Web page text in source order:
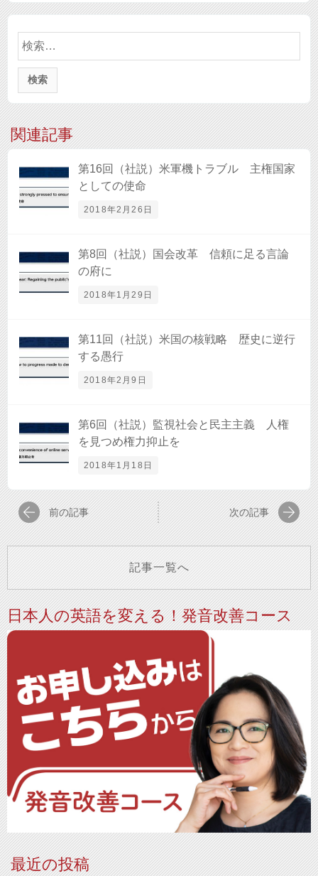
検
索:
関連記事
第16回（社説）米軍機トラブル 主権国家
としての使命
2018年2月26日
第8回（社説）国会改革 信頼に足る言論
の府に
2018年1月29日
第11回（社説）米国の核戦略 歴史に逆行
する愚行
2018年2月9日
第6回（社説）監視社会と民主主義 人権
を見つめ権力抑止を
2018年1月18日
前の記事 次の記事
記事一覧へ
日本人の英語を変える！発音改善コース
最近の投稿